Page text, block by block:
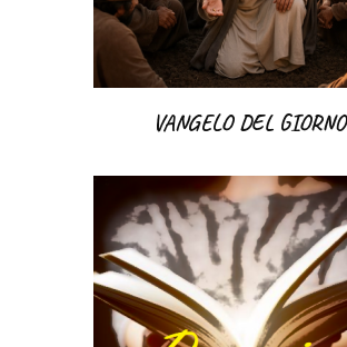
VANGELO DEL GIORNO